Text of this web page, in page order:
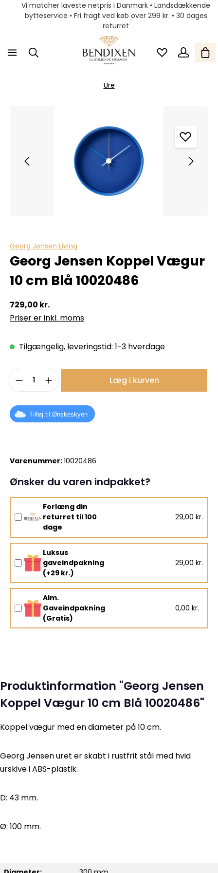
Vi matcher laveste netpris i Danmark • Landsdækkende
bytteservice • Fri fragt ved køb over 299 kr. • 30 dages
returret
Ure
Georg Jensen Living
Georg Jensen Koppel Vægur
10 cm Blå 10020486
729,00 kr.
Priser er inkl. moms
Tilgængelig, leveringstid: 1-3 hverdage
Produktmængde: Indtast det
Læg i kurven
Tilføj til Ønskeskyen
Varenummer:10020486
Ønsker du varen indpakket?
Forlæng din
returret til 100
dage
29,00 kr.
Luksus
gaveindpakning
(+29 kr.)
29,00 kr.
Alm.
Gaveindpakning
(Gratis)
0,00 kr.
Produktinformation "Georg Jensen
Koppel Vægur 10 cm Blå 10020486"
Koppel vægur med en diameter på 10 cm.
Georg Jensen uret er skabt i rustfrit stål med hvid
urskive i ABS-plastik.
D: 43 mm.
Ø: 100 mm.